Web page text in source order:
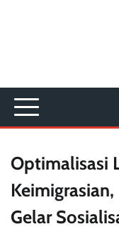
Optimalisasi
Gelar